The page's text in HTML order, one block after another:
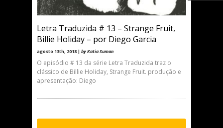
Letra Traduzida # 13 – Strange Fruit,
Billie Holiday – por Diego Garcia
agosto 13th, 2018 | by Katia Suman
O episódio # 13 da série Letra Traduzida traz o
clássico de Billie Holiday, Strange Fruit. produção e
apresentação: Diego